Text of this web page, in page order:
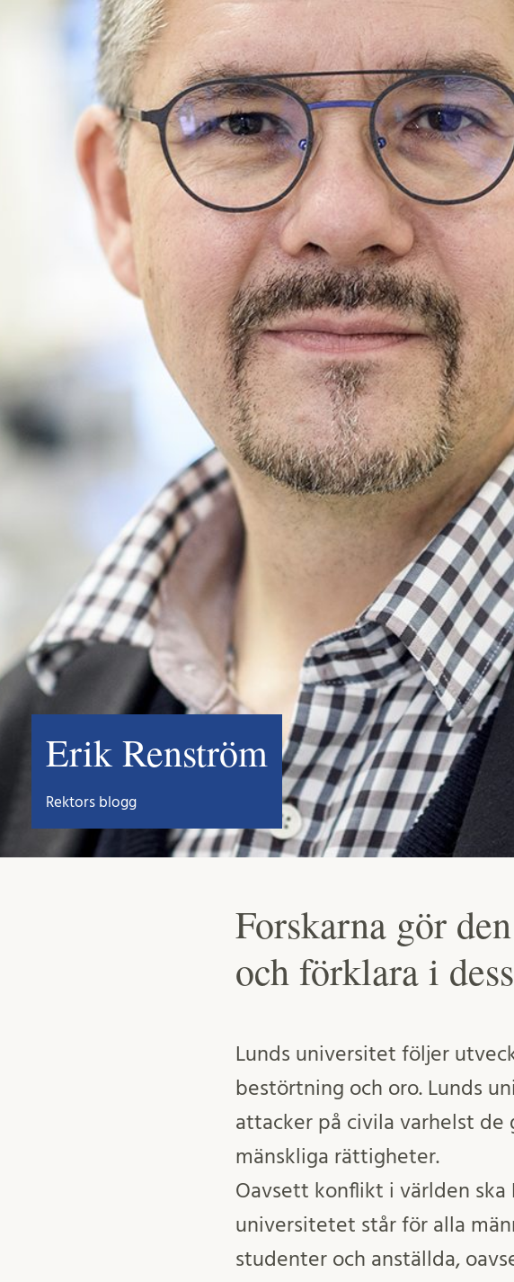
Erik Renström
Rektors blogg
Forskarna gör
och förklara i
Lunds universitet följer
bestörtning och oro. Lunds
attacker på civila varhelst de
mänskliga rättigheter.
Oavsett konflikt i världen ska
universitetet står för alla
studenter och anställda,